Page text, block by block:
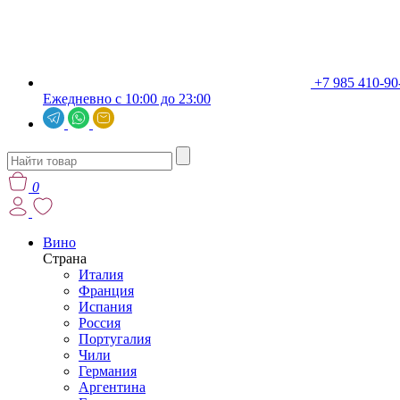
+7 985 410-
Ежедневно с 10:00 до 23:00
0
Вино
Страна
Италия
Франция
Испания
Россия
Португалия
Чили
Германия
Аргентина